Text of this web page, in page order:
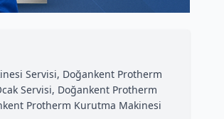
Servisi, Doğankent Protherm
Servisi, Doğankent Protherm
Protherm Kurutma Makinesi